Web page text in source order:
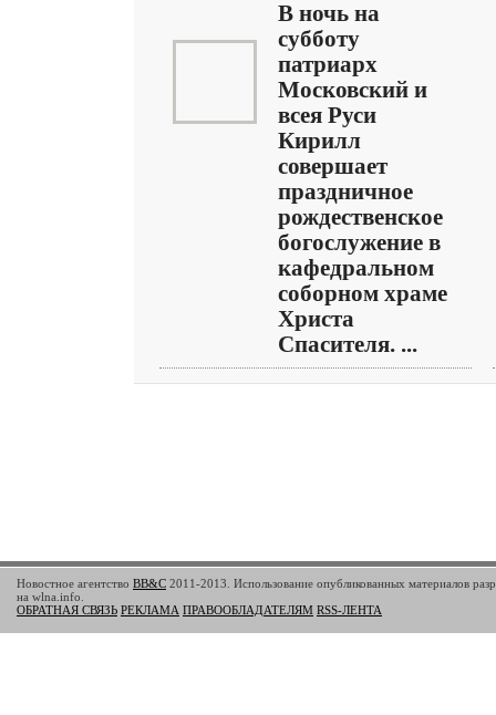
В ночь на
субботу
патриарх
Московский и
всея Руси
Кирилл
совершает
праздничное
рождественское
богослужение в
кафедральном
соборном храме
Христа
Спасителя. ...
Новостное агентство BB&C 2011-2013. Использование опубликованных материалов
на wlna.info.
ОБРАТНАЯ СВЯЗЬ РЕКЛАМА ПРАВООБЛАДАТЕЛЯМ RSS-ЛЕНТА